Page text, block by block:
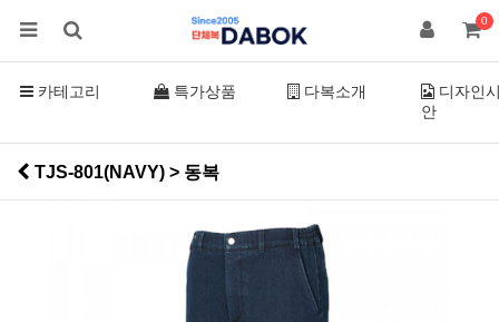
0
카테고리 특가상품 다복소개
디자인
안
TJS-801(NAVY) > 동복